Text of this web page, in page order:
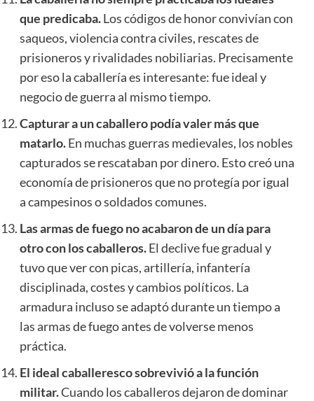
que predicaba.Los códigos de honor convivían con
saqueos, violencia contra civiles, rescates de
prisioneros y rivalidades nobiliarias. Precisamente
por eso la caballería es interesante: fue ideal y
negocio de guerra al mismo tiempo.
Capturar a un caballero podía valer más que
matarlo.En muchas guerras medievales, los nobles
capturados se rescataban por dinero. Esto creó una
economía de prisioneros que no protegía por igual
a campesinos o soldados comunes.
Las armas de fuego no acabaron de un día para
otro con los caballeros.El declive fue gradual y
tuvo que ver con picas, artillería, infantería
disciplinada, costes y cambios políticos. La
armadura incluso se adaptó durante un tiempo a
las armas de fuego antes de volverse menos
práctica.
El ideal caballeresco sobrevivió a la función
militar.Cuando los caballeros dejaron de dominar